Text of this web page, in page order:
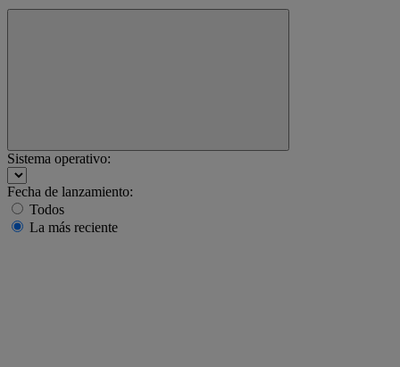
Sistema operativo:
Fecha de lanzamiento:
Todos
La más reciente